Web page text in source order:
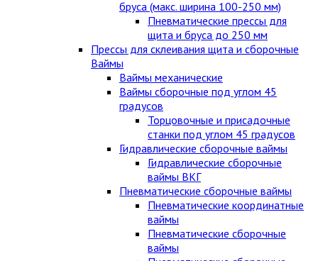
бруса (макс. ширина 100-250 мм)
Пневматические прессы для
щита и бруса до 250 мм
Прессы для склеивания щита и сборочные
Ваймы
Ваймы механические
Ваймы сборочные под углом 45
градусов
Торцовочные и присадочные
станки под углом 45 градусов
Гидравлические сборочные ваймы
Гидравлические сборочные
ваймы ВКГ
Пневматические сборочные ваймы
Пневматические координатные
ваймы
Пневматические сборочные
ваймы